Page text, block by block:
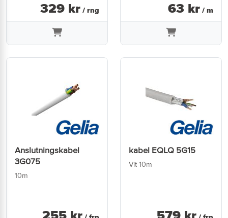
329 kr / rng 63 kr / m
Anslutningskabel
3G075
10m
255 kr
kabel EQLQ 5G15
Vit 10m
579 kr